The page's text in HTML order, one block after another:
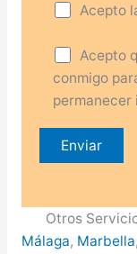
Acepto
Acepto
conmigo
Otros
Málaga, Marbella,